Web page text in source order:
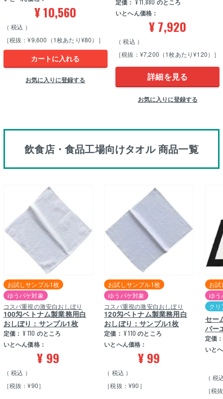
¥10,560
税込
［税抜：¥9,600（1枚あたり¥80）］
カートに入れる
お気に入りに登録する
定価： ¥11,880 のところ
いとへん価格：
¥7,920
税込
［税抜：¥7,200（1枚あたり¥120）］
詳細を見る
お気に入りに登録する
飲食店・食品工場向けタオル 商品一覧
お試しサンプル1枚
ゆうパケ対象
コスパ重視の激安白おしぼり
100匁ベトナム製業務用白
おしぼり：サンプル1枚
定価： ¥ 110 のところ
いとへん価格：
¥ 99
税込
［税抜：¥90］
お試しサンプル1枚
ゆうパケ対象
コスパ重視の激安白おしぼり
120匁ベトナム製業務用白
おしぼり：サンプル1枚
定価： ¥ 110 のところ
いとへん価格：
¥99
税込
［税抜：¥90］
お
ゆう
ク
セー
バー
定価：
いと
税
［税